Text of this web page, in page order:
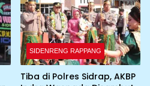
SIDENRENG RAPPANG
Tiba di Polres Sidrap, AKBP